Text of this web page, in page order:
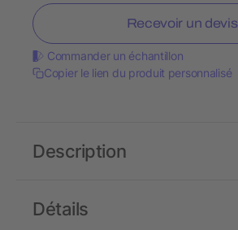
Recevoir un devis
Commander un échantillon
Copier le lien du produit personnalisé
Détails
Description